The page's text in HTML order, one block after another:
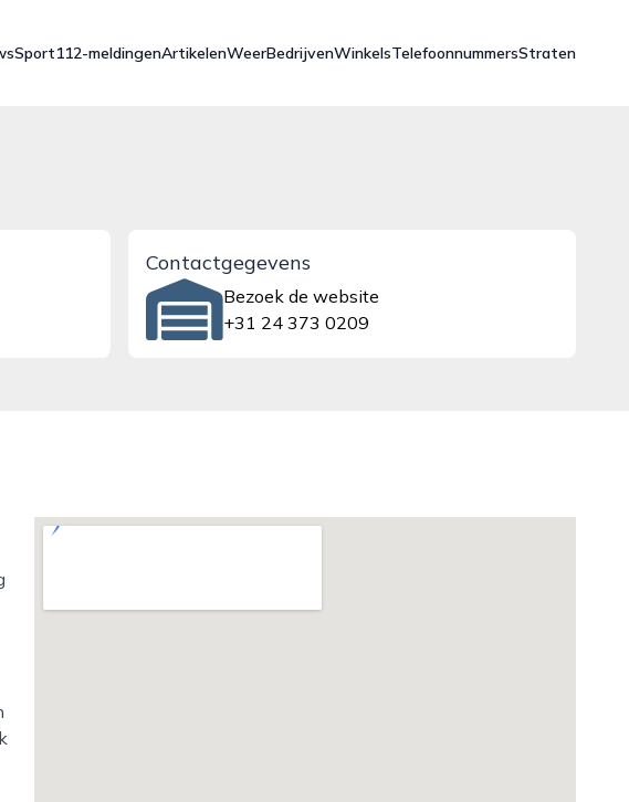
Sport112-meldingenArtikelenWeerBedrijvenWinkelsTelefoonnummersStraten
Contactgegevens
Bezoek de website
+31 24 373 0209